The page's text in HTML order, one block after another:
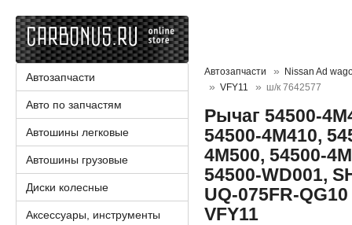
Автозапчасти
Nissan Ad
VFY11
ш/к 7642577
Рычаг 54500-
54500-4M410,
4M500, 54500-
54500-WD001,
UQ-075FR-
VFY11
Автозапчасти
Авто по запчастям
Автошины легковые
Автошины грузовые
Диски колесные
Аксессуары, инструменты